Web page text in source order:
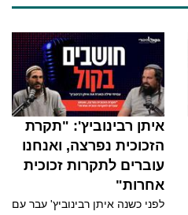
איתן רבינוביץ': "תקרת
הזכוכית נפרצה, ואנחנו
עוברים לתקרות זכוכית
אחרות"
לפני כשנה איתן רבינוביץ' עבר עם